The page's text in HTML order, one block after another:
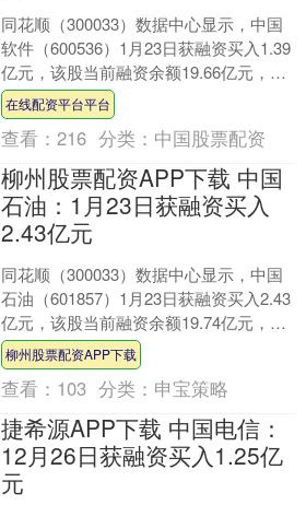
同花顺（300033）数据中心显示，中国
软件（600536）1月23日获融资买入1.39
亿元，该股当前融资余额19.66亿元，占
流通市值的4.67%，超过历史8....
在线配资平台平台
查看：216 分类： 中国股票配资
柳州股票配资APP下载 中国
石油：1月23日获融资买入
2.43亿元
同花顺（300033）数据中心显示，中国
石油（601857）1月23日获融资买入2.43
亿元，该股当前融资余额19.74亿元，占
流通市值的0.12%，超过历史6....
柳州股票配资APP下载
查看： 103 分类： 申宝策略
捷希源APP下载 中国电信：
12月26日获融资买入1.25亿
元